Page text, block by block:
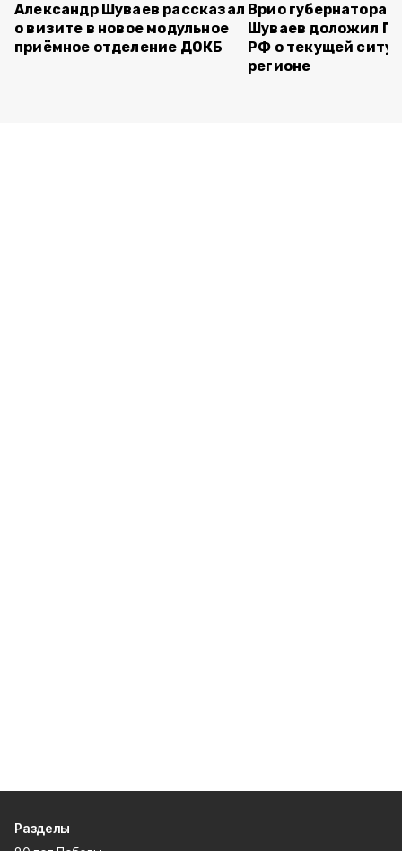
Александр Шуваев рассказал
о визите в новое модульное
приёмное отделение ДОКБ
Врио губернатора
Шуваев доложил
РФ о текущей
регионе
Разделы